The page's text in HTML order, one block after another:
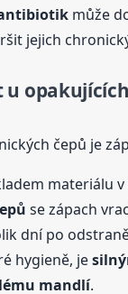
může
jejich
u
čepů je
materiálu
se zápach
dní po
hygieně, je
mandlí.